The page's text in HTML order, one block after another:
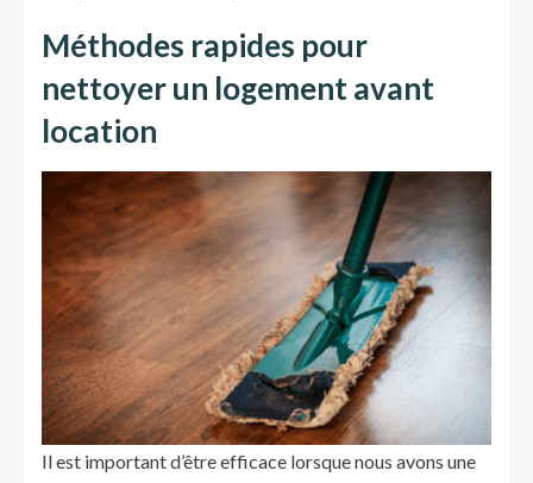
Méthodes rapides pour
nettoyer un logement avant
location
Il est important d’être efficace lorsque nous avons une